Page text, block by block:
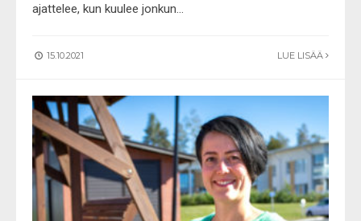
ajattelee, kun kuulee jonkun...
15.10.2021 LUE LISÄÄ